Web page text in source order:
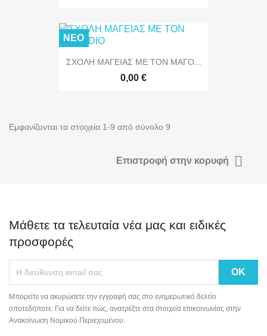
ΣΧΟΛΗ ΜΑΓΕΙΑΣ ΜΕ ΤΟΝ ΜΑΓΟ...
0,00 €
ΜΌΝΟ ONLINE!
ΝΈΟ
Εμφανίζονται τα στοιχεία 1-9 από σύνολο 9
Επιστροφή στην κορυφή 
Μάθετε τα τελευταία νέα μας και ειδικές
προσφορές
Μπορείτε να ακυρώσετε την εγγραφή σας στο ενημερωτικό δελτίο
οποτεδήποτε. Για να δείτε πώς, ανατρέξτε στα στοιχεία επικοινωνίας στην
Ανακοίνωση Νομικού Περιεχομένου.